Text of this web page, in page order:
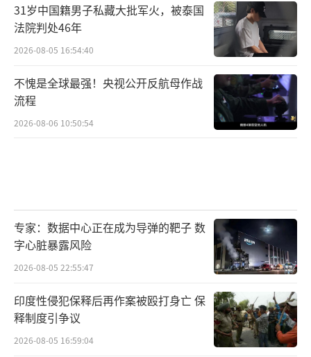
31岁中国籍男子私藏大批军火，被泰国
法院判处46年
2026-08-05 16:54:40
不愧是全球最强！央视公开反航母作战
流程
2026-08-06 10:50:54
专家：数据中心正在成为导弹的靶子 数
字心脏暴露风险
2026-08-05 22:55:47
印度性侵犯保释后再作案被殴打身亡 保
释制度引争议
2026-08-05 16:59:04